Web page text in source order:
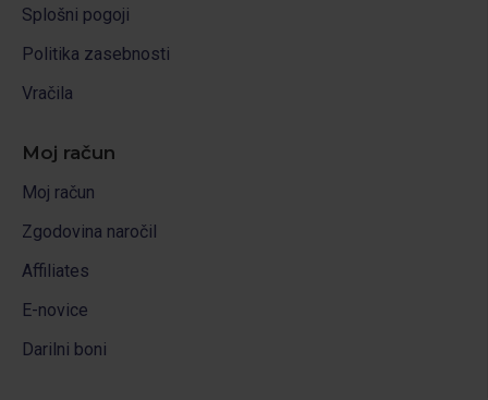
Splošni pogoji
Politika zasebnosti
Vračila
Moj račun
Moj račun
Zgodovina naročil
Affiliates
E-novice
Darilni boni